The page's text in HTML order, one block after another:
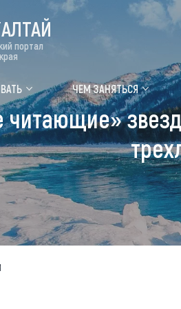
Где
Топ
АЛТАЙ
портал
ЧЕМ ЗАНЯТЬСЯ